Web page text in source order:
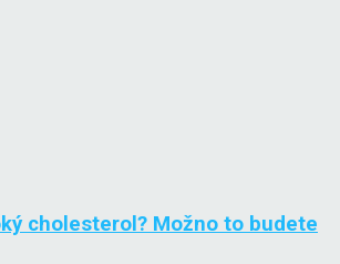
cholesterol? Možno to budete